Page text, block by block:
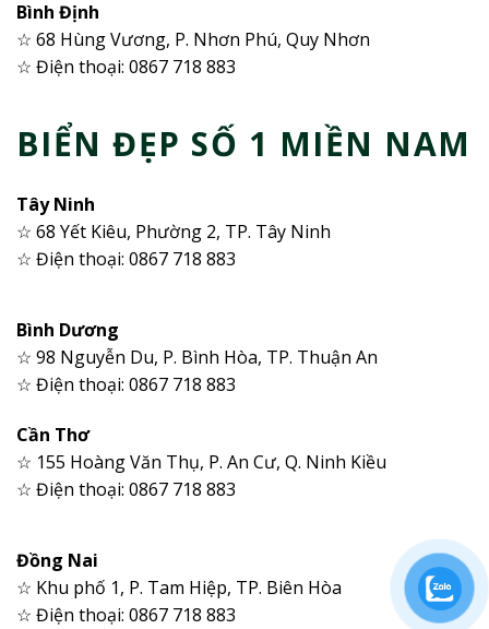
Bình Định
☆ 68 Hùng Vương, P. Nhơn Phú, Quy Nhơn
☆ Điện thoại: 0867 718 883
BIỂN ĐẸP SỐ 1 MIỀN NAM
Tây Ninh
☆ 68 Yết Kiêu, Phường 2, TP. Tây Ninh
☆ Điện thoại: 0867 718 883
Bình Dương
☆ 98 Nguyễn Du, P. Bình Hòa, TP. Thuận An
☆ Điện thoại: 0867 718 883
Cần Thơ
☆ 155 Hoàng Văn Thụ, P. An Cư, Q. Ninh Kiều
☆ Điện thoại: 0867 718 883
Đồng Nai
☆ Khu phố 1, P. Tam Hiệp, TP. Biên Hòa
☆ Điện thoại: 0867 718 883